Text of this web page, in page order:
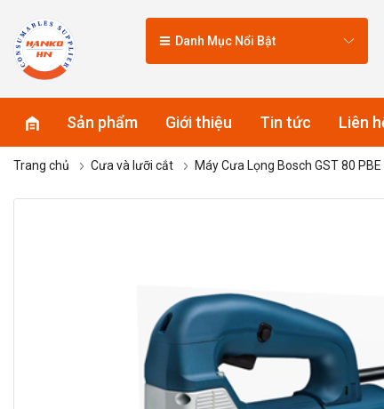
Danh Mục Nổi Bật
Sản phẩm Giới thiệu Tin tức Liên
Trang chủ Cưa và lưỡi cắt Máy Cưa Lọng Bosch GST 80 PBE